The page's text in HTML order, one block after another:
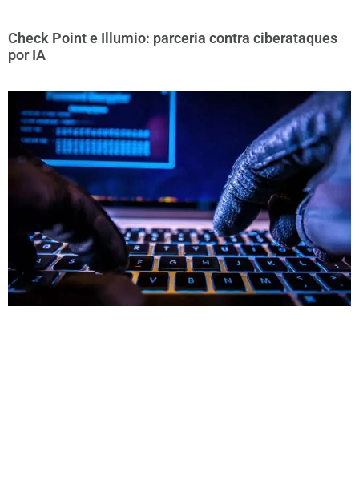
Check Point e Illumio: parceria contra ciberataques
por IA